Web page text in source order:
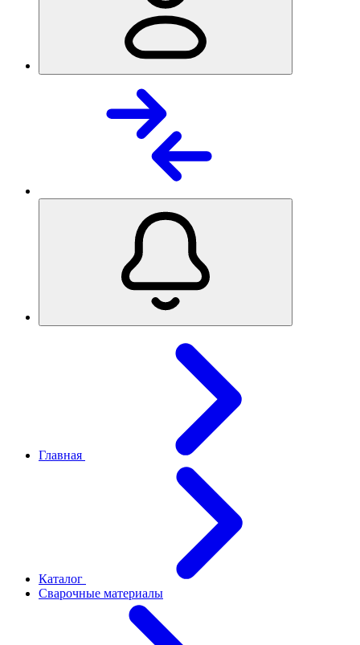
Главная
Каталог
Сварочные материалы